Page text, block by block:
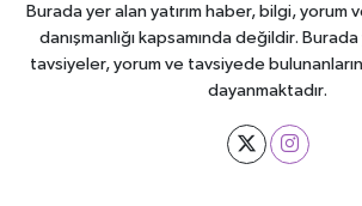
Burada yer alan yatırım haber, bilgi, yorum
danışmanlığı kapsamında değildir.
tavsiyeler, yorum ve tavsiyede
dayanmaktadır.